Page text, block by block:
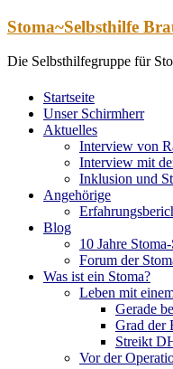
Zum
springen
Stoma~Selbsthilfe
Die Selbsthilfegruppe für
Startseite
Unser Schirmherr
Aktuelles
Interview von
Interview mit
Inklusion und
Angehörige
Blog
10 Jahre
Forum der
Was ist ein Stoma?
Leben mit
Gerade
Grad der
Streikt
Vor der